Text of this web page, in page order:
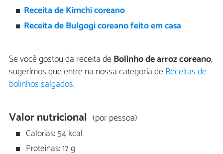
Receita de Kimchi coreano
Receita de Bulgogi coreano feito em casa
Se você gostou da receita deBolinho de arroz coreano,
sugerimos que entre na nossa categoria deReceitas de
bolinhos salgados.
Valor nutricional (por pessoa)
Calorias: 54 kcal
Proteínas: 17 g